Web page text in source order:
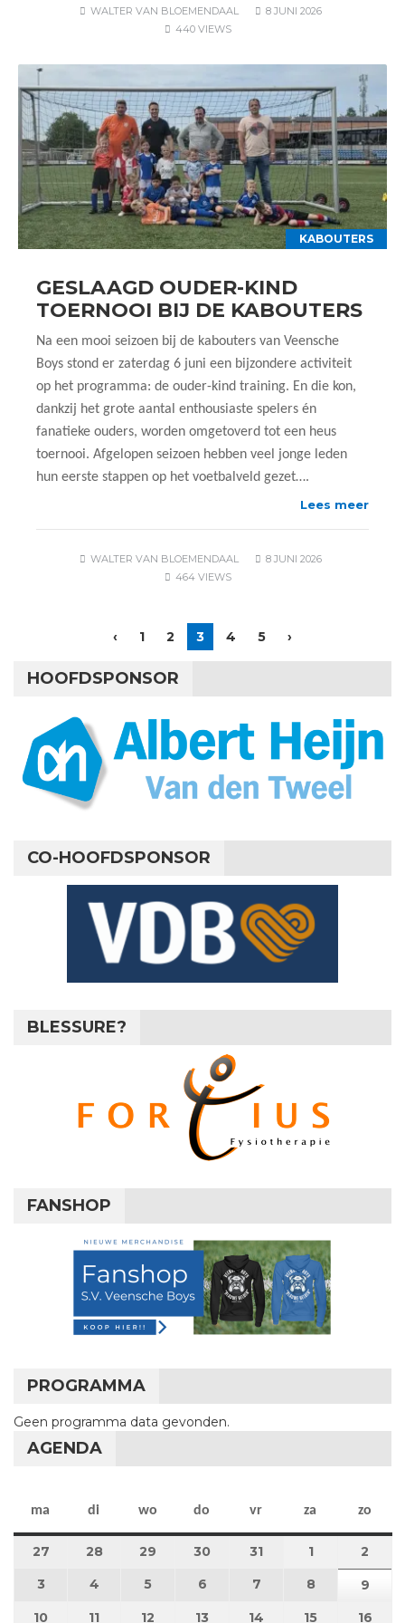
WALTER VAN BLOEMENDAAL
8 JUNI 2026
440 VIEWS
KABOUTERS
GESLAAGD OUDER-KIND
TOERNOOI BIJ DE KABOUTERS
Na een mooi seizoen bij de kabouters van Veensche
Boys stond er zaterdag 6 juni een bijzondere activiteit
op het programma: de ouder-kind training. En die kon,
dankzij het grote aantal enthousiaste spelers én
fanatieke ouders, worden omgetoverd tot een heus
toernooi. Afgelopen seizoen hebben veel jonge leden
hun eerste stappen op het voetbalveld gezet….
Lees meer
WALTER VAN BLOEMENDAAL
8 JUNI 2026
464 VIEWS
‹ 1 2 3 4 5 ›
HOOFDSPONSOR
CO-HOOFDSPONSOR
BLESSURE?
FANSHOP
PROGRAMMA
Geen programma data gevonden.
AGENDA
ma maandag
di dinsdag
wo woensdag
do donderdag
vr vrijdag
za zaterdag
zo
27 27 juli 2026
28 28 juli 2026
29 29 juli 2026
30 30 juli 2026
31 31 juli 2026
11 augustus
2
3 3 augustus 2026
4 4 augustus 2026
5 5 augustus 2026
6 6 augustus 2026
7 7 augustus 2026
8 8 augustus
9
10 10 augustus 2026
11 11 augustus 2026
12 12 augustus 2026
13 13 augustus 2026
14 14 augustus 2026
15 15 16